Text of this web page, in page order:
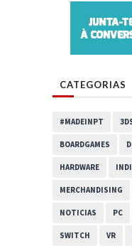
CATEGORIAS
#MADEINPT
BOARDGAMES
HARDWARE
MERCHANDISING
NOTICIAS PC
SWITCH VR